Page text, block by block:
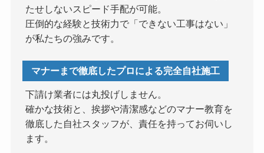
たせしないスピード手配が可能。
圧倒的な経験と技術力で「できない工事はない」
が私たちの強みです。
マナーまで徹底したプロによる完全自社施工
下請け業者には丸投げしません。
確かな技術と、挨拶や清潔感などのマナー教育を
徹底した自社スタッフが、責任を持ってお伺いし
ます。